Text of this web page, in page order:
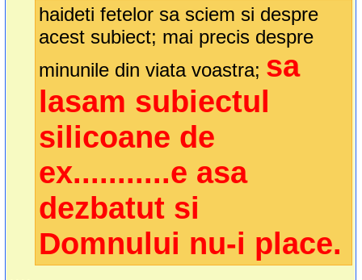
haideti fetelor sa sciem si despre
acest subiect; mai precis despre
minunile din viata voastra; sa
lasam subiectul
silicoane de
ex...........e asa
dezbatut si
Domnului nu-i place.